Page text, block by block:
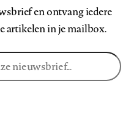
en ontvang iedere
artikelen in je mailbox.